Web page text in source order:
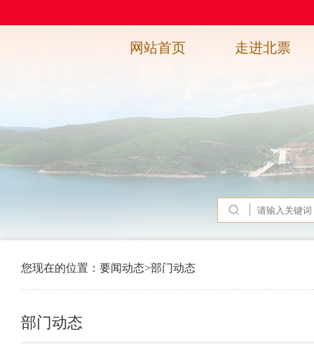
网站首页 走进北票
您现在的位置： 要闻动态>部门动态
部门动态